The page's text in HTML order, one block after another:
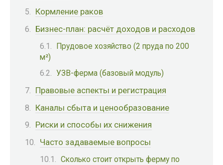
Кормление раков
Бизнес-план: расчёт доходов и расходов
Прудовое хозяйство (2 пруда по 200
м²)
УЗВ-ферма (базовый модуль)
Правовые аспекты и регистрация
Каналы сбыта и ценообразование
Риски и способы их снижения
Часто задаваемые вопросы
Сколько стоит открыть ферму по